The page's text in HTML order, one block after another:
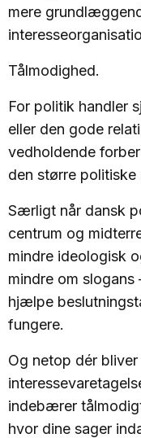
mere
Tålmodighed.
For politik handler
eller den gode
vedholdende
den større politiske
Særligt når dansk
centrum og
mindre ideologisk
mindre om slogans
hjælpe
fungere.
Og netop dér
indebærer
hvor dine sager